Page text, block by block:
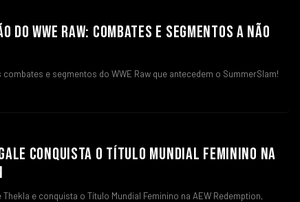
DO WWE RAW: COMBATES E SEGMENTOS A NÃO
e segmentos do WWE Raw que antecedem o SummerSlam!
CONQUISTA O TÍTULO MUNDIAL FEMININO NA
e conquista o Título Mundial Feminino na AEW Redemption,